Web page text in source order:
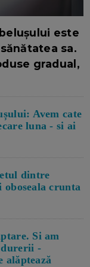
este
sa.
gradual,
Avem cate
luna - si ai
dintre
oboseala crunta
Si am
durerii -
alăptează